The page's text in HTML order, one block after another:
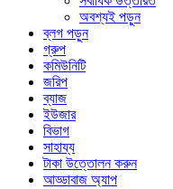
অবশ্যই পড়ুন
ব্লগ পড়ুন
গ্রুপ
কমিউনিটি
জরিপ
ব্যাজ
ইউজার
বিভাগ
সাহায্য
টাকা উত্তোলন করুন
আড্ডাবাজ অ্যাপ